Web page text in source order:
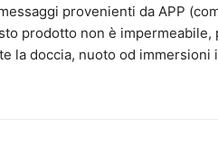
provenienti da APP
prodotto non è
la doccia, nuoto od immersioni